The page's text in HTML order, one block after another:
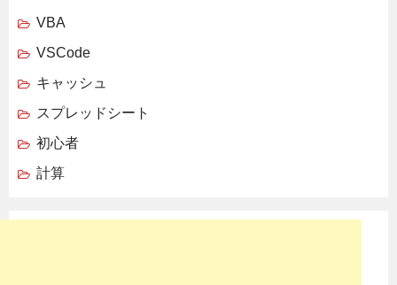
VBA
VSCode
キャッシュ
スプレッドシート
初心者
計算